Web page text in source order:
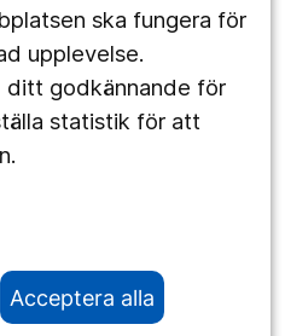
ska fungera för
upplevelse.
ditt godkännande för
statistik för att
Acceptera alla